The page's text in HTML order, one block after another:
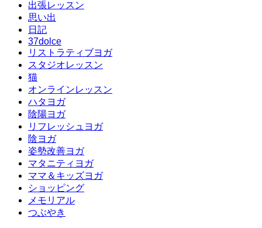
出張レッスン
思い出
日記
37dolce
リストラティブヨガ
スタジオレッスン
猫
オンラインレッスン
ハタヨガ
陰陽ヨガ
リフレッシュヨガ
陰ヨガ
姿勢改善ヨガ
マタニティヨガ
ママ＆キッズヨガ
ショッピング
メモリアル
つぶやき